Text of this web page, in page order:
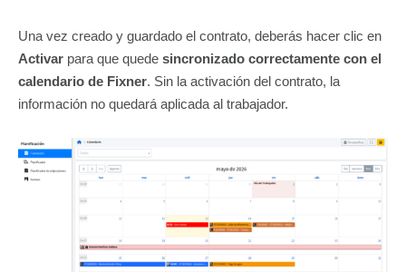
Una vez creado y guardado el contrato, deberás hacer clic en
Activar para que quede sincronizado correctamente con el
calendario de Fixner. Sin la activación del contrato, la
información no quedará aplicada al trabajador.